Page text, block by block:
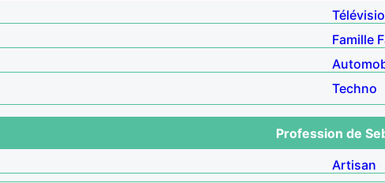
Famille
Techno
Profession de
Artisan